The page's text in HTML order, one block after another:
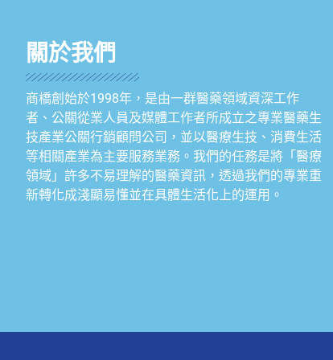
關於我們
商橋創始於1998年，是由一群醫藥領域資深工作
者、公關從業人員及媒體工作者所成立之專業醫藥生
技產業公關行銷顧問公司，並以醫療生技、消費生活
等相關產業為主要服務業務。我們的任務是將「醫療
領域」許多不易理解的醫藥資訊，透過我們的專業重
新轉化成淺顯易懂並在具體生活化上的運用。